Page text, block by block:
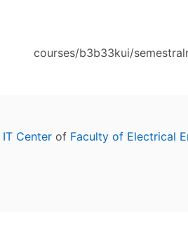
courses/b3b33kui/
IT Center of Faculty of Electrical